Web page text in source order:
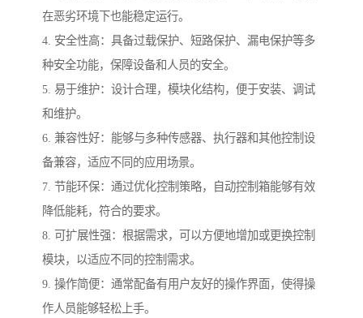
在恶劣环境下也能稳定运行。
4. 安全性高：具备过载保护、短路保护、漏电保护等多
种安全功能，保障设备和人员的安全。
5. 易于维护：设计合理，模块化结构，便于安装、调试
和维护。
6. 兼容性好：能够与多种传感器、执行器和其他控制设
备兼容，适应不同的应用场景。
7. 节能环保：通过优化控制策略，自动控制箱能够有效
降低能耗，符合的要求。
8. 可扩展性强：根据需求，可以方便地增加或更换控制
模块，以适应不同的控制需求。
9. 操作简便：通常配备有用户友好的操作界面，使得操
作人员能够轻松上手。